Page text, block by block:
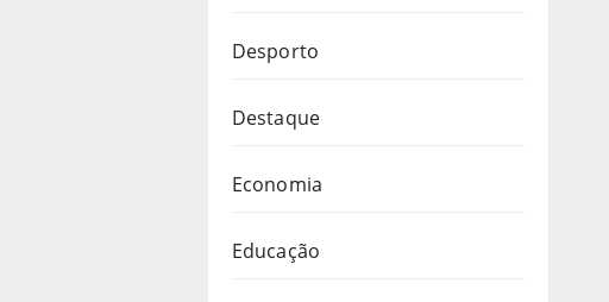
Desporto
Destaque
Economia
Educação